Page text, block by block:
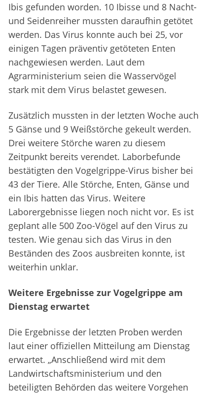
Ibis gefunden worden. 10 Ibisse und 8 Nacht-
und Seidenreiher mussten daraufhin getötet
werden. Das Virus konnte auch bei 25, vor
einigen Tagen präventiv getöteten Enten
nachgewiesen werden. Laut dem
Agrarministerium seien die Wasservögel
stark mit dem Virus belastet gewesen.
Zusätzlich mussten in der letzten Woche auch
5 Gänse und 9 Weißstörche gekeult werden.
Drei weitere Störche waren zu diesem
Zeitpunkt bereits verendet. Laborbefunde
bestätigten den Vogelgrippe-Virus bisher bei
43 der Tiere. Alle Störche, Enten, Gänse und
ein Ibis hatten das Virus. Weitere
Laborergebnisse liegen noch nicht vor. Es ist
geplant alle 500 Zoo-Vögel auf den Virus zu
testen. Wie genau sich das Virus in den
Beständen des Zoos ausbreiten konnte, ist
weiterhin unklar.
Weitere Ergebnisse zur Vogelgrippe am
Dienstag erwartet
Die Ergebnisse der letzten Proben werden
laut einer offiziellen Mitteilung am Dienstag
erwartet. „Anschließend wird mit dem
Landwirtschaftsministerium und den
beteiligten Behörden das weitere Vorgehen